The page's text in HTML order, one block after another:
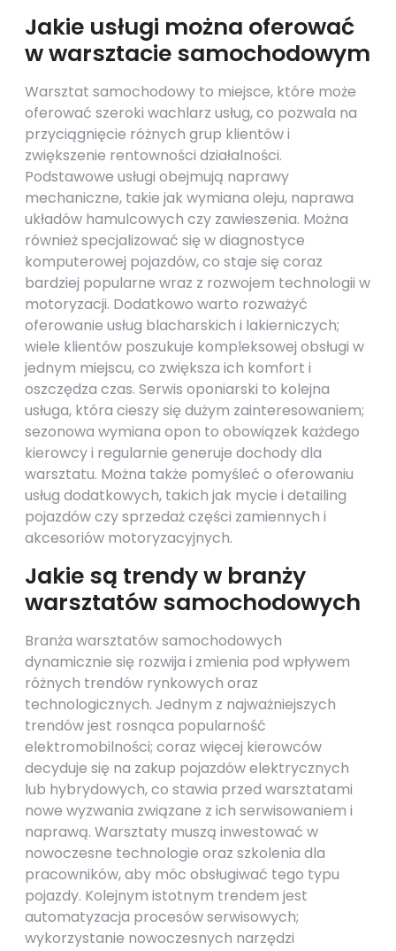
Jakie usługi można oferować
w warsztacie samochodowym
Warsztat samochodowy to miejsce, które może
oferować szeroki wachlarz usług, co pozwala na
przyciągnięcie różnych grup klientów i
zwiększenie rentowności działalności.
Podstawowe usługi obejmują naprawy
mechaniczne, takie jak wymiana oleju, naprawa
układów hamulcowych czy zawieszenia. Można
również specjalizować się w diagnostyce
komputerowej pojazdów, co staje się coraz
bardziej popularne wraz z rozwojem technologii w
motoryzacji. Dodatkowo warto rozważyć
oferowanie usług blacharskich i lakierniczych;
wiele klientów poszukuje kompleksowej obsługi w
jednym miejscu, co zwiększa ich komfort i
oszczędza czas. Serwis oponiarski to kolejna
usługa, która cieszy się dużym zainteresowaniem;
sezonowa wymiana opon to obowiązek każdego
kierowcy i regularnie generuje dochody dla
warsztatu. Można także pomyśleć o oferowaniu
usług dodatkowych, takich jak mycie i detailing
pojazdów czy sprzedaż części zamiennych i
akcesoriów motoryzacyjnych.
Jakie są trendy w branży
warsztatów samochodowych
Branża warsztatów samochodowych
dynamicznie się rozwija i zmienia pod wpływem
różnych trendów rynkowych oraz
technologicznych. Jednym z najważniejszych
trendów jest rosnąca popularność
elektromobilności; coraz więcej kierowców
decyduje się na zakup pojazdów elektrycznych
lub hybrydowych, co stawia przed warsztatami
nowe wyzwania związane z ich serwisowaniem i
naprawą. Warsztaty muszą inwestować w
nowoczesne technologie oraz szkolenia dla
pracowników, aby móc obsługiwać tego typu
pojazdy. Kolejnym istotnym trendem jest
automatyzacja procesów serwisowych;
wykorzystanie nowoczesnych narzędzi